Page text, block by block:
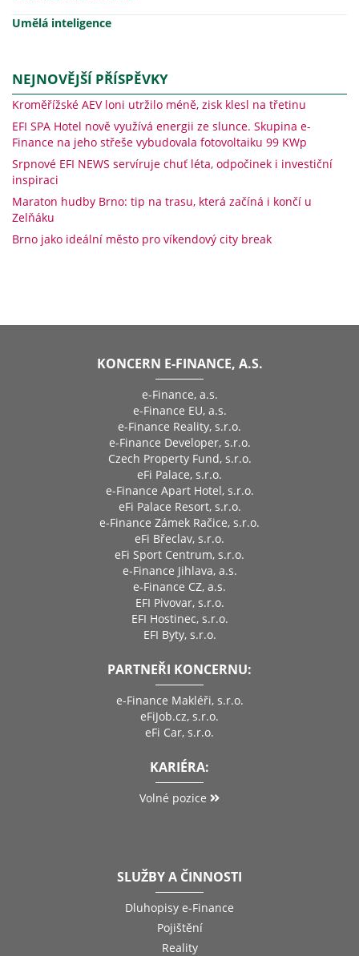
Umělá inteligence
NEJNOVĚJŠÍ PŘÍSPĚVKY
Kroměřížské AEV loni utržilo méně, zisk klesl na třetinu
EFI SPA Hotel nově využívá energii ze slunce. Skupina e-
Finance na jeho střeše vybudovala fotovoltaiku 99 KWp
Srpnové EFI NEWS servíruje chuť léta, odpočinek i investiční
inspiraci
Maraton hudby Brno: tip na trasu, která začíná i končí u
Zelňáku
Brno jako ideální město pro víkendový city break
KONCERN E-FINANCE, A.S.
e-Finance, a.s.
e-Finance EU, a.s.
e-Finance Reality, s.r.o.
e-Finance Developer, s.r.o.
Czech Property Fund, s.r.o.
eFi Palace, s.r.o.
e-Finance Apart Hotel, s.r.o.
eFi Palace Resort, s.r.o.
e-Finance Zámek Račice, s.r.o.
eFi Břeclav, s.r.o.
eFi Sport Centrum, s.r.o.
e-Finance Jihlava, a.s.
e-Finance CZ, a.s.
EFI Pivovar, s.r.o.
EFI Hostinec, s.r.o.
EFI Byty, s.r.o.
PARTNEŘI KONCERNU:
e-Finance Makléři, s.r.o.
eFiJob.cz, s.r.o.
eFi Car, s.r.o.
KARIÉRA:
Volné pozice
SLUŽBY A ČINNOSTI
Dluhopisy e-Finance
Pojištění
Reality